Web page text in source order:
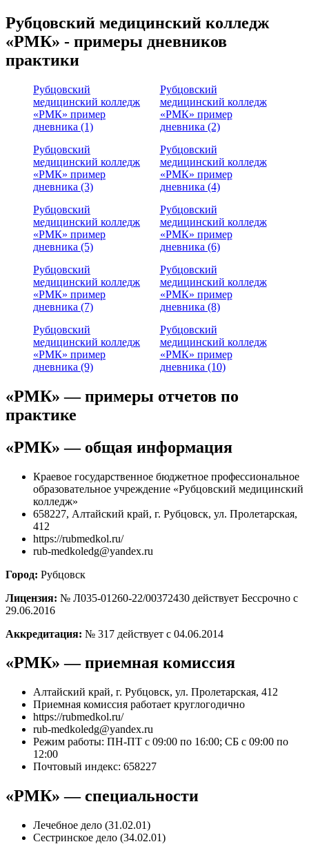
Рубцовский медицинский колледж
«РМК» - примеры дневников
практики
Рубцовский
медицинский колледж
«РМК» пример
дневника (1)
Рубцовский
медицинский колледж
«РМК» пример
дневника (2)
Рубцовский
медицинский колледж
«РМК» пример
дневника (3)
Рубцовский
медицинский колледж
«РМК» пример
дневника (4)
Рубцовский
медицинский колледж
«РМК» пример
дневника (5)
Рубцовский
медицинский колледж
«РМК» пример
дневника (6)
Рубцовский
медицинский колледж
«РМК» пример
дневника (7)
Рубцовский
медицинский колледж
«РМК» пример
дневника (8)
Рубцовский
медицинский колледж
«РМК» пример
дневника (9)
Рубцовский
медицинский колледж
«РМК» пример
дневника (10)
«РМК» — примеры отчетов по
практике
«РМК» — общая информация
Краевое государственное бюджетное профессиональное
образовательное учреждение «Рубцовский медицинский
колледж»
658227, Алтайский край, г. Рубцовск, ул. Пролетарская,
412
https://rubmedkol.ru/
rub-medkoledg@yandex.ru
Город: Рубцовск
Лицензия: № Л035-01260-22/00372430 действует Бессрочно с
29.06.2016
Аккредитация: № 317 действует с 04.06.2014
«РМК» — приемная комиссия
Алтайский край, г. Рубцовск, ул. Пролетарская, 412
Приемная комиссия работает круглогодично
https://rubmedkol.ru/
rub-medkoledg@yandex.ru
Режим работы: ПН-ПТ с 09:00 по 16:00; СБ с 09:00 по
12:00
Почтовый индекс: 658227
«РМК» — специальности
Лечебное дело (31.02.01)
Сестринское дело (34.02.01)